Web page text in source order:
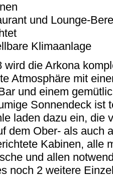
und Lounge-
Klimaanlage
wird die Arkona
Atmosphäre mit
und einem
Sonnendeck ist
laden dazu ein, die
dem Ober- als auch
Kabinen, alle
und allen
noch 2 weitere